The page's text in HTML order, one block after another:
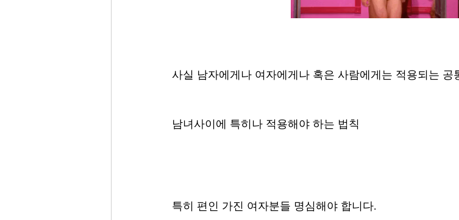
사실 남자에게나 여자에게나 혹은 사람에게는 적용되는 공
남녀사이에 특히나 적용해야 하는 법칙
특히 편인 가진 여자분들 명심해야 합니다.